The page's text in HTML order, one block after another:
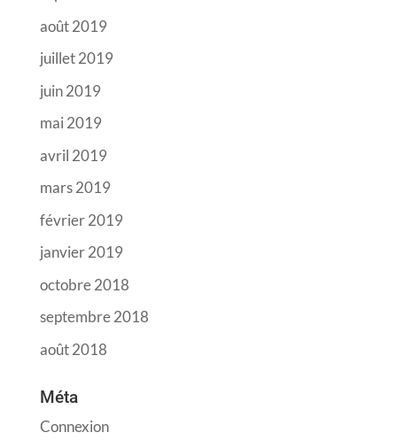
août 2019
juillet 2019
juin 2019
mai 2019
avril 2019
mars 2019
février 2019
janvier 2019
octobre 2018
septembre 2018
août 2018
Méta
Connexion